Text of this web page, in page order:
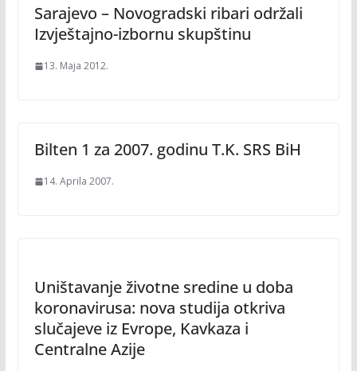
Sarajevo – Novogradski ribari održali
Izvještajno-izbornu skupštinu
13. Maja 2012.
Bilten 1 za 2007. godinu T.K. SRS BiH
14. Aprila 2007.
Uništavanje životne sredine u doba
koronavirusa: nova studija otkriva
slučajeve iz Evrope, Kavkaza i
Centralne Azije